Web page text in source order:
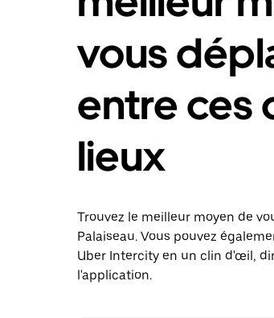
vous
entre ces
lieux
Trouvez le meilleur moyen de
Palaiseau. Vous pouvez
Uber Intercity en un clin d'œil,
l'application.